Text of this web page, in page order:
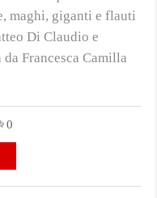
maghi, giganti e flauti
Di Claudio e
Francesca Camilla
0